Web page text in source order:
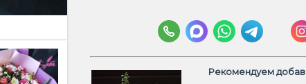
Рекомендуем